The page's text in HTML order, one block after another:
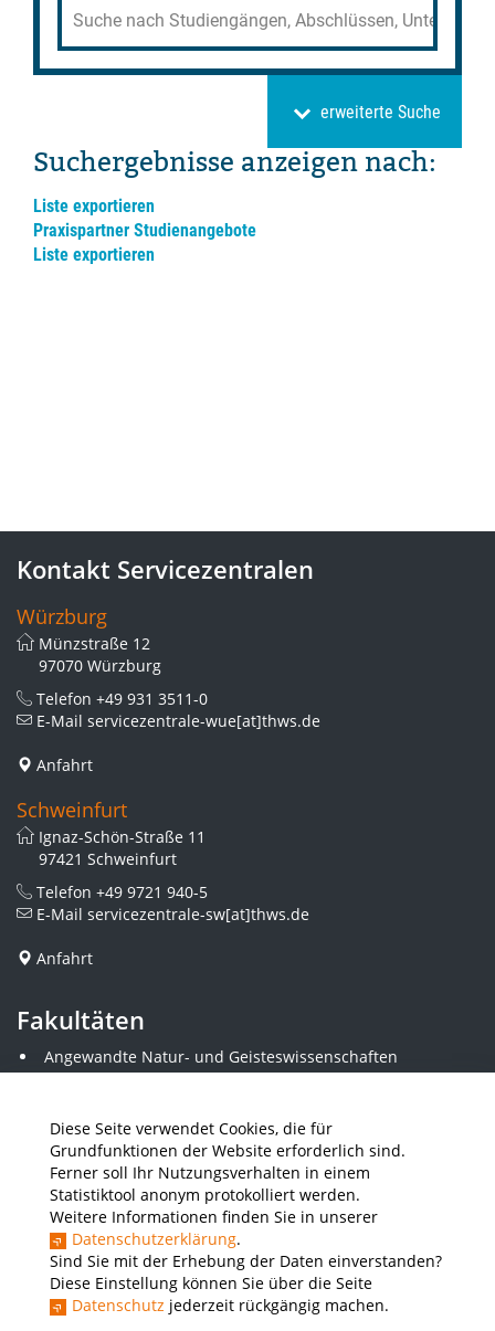
Diese Seite verwendet Cookies, die für
Grundfunktionen der Website erforderlich sind.
Ferner soll Ihr Nutzungsverhalten in einem
Statistiktool anonym protokolliert werden.
Weitere Informationen finden Sie in unserer
Datenschutzerklärung.
Sind Sie mit der Erhebung der Daten einverstanden?
Diese Einstellung können Sie über die Seite
Datenschutz jederzeit rückgängig machen.
Kontakt Servicezentralen
Würzburg
Münzstraße 12
97070 Würzburg
Telefon +49 931 3511-0
E-Mail servicezentrale-wue[at]thws.de
Anfahrt
Schweinfurt
Ignaz-Schön-Straße 11
97421 Schweinfurt
Telefon +49 9721 940-5
E-Mail servicezentrale-sw[at]thws.de
Anfahrt
Fakultäten
Angewandte Natur- und Geisteswissenschaften
Angewandte Sozialwissenschaften
Elektrotechnik
Gestaltung
Informatik und Wirtschaftsinformatik
Kunststofftechnik und Vermessung
Maschinenbau
THWS Business School
Wirtschaftsingenieurwesen
Presse